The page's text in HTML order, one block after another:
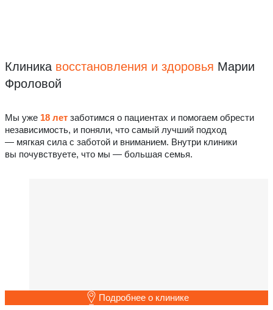
Клиника восстановления и здоровья Марии
Фроловой
Мы уже 18 лет заботимся о пациентах и помогаем обрести
независимость, и поняли, что самый лучший подход
— мягкая сила с заботой и вниманием. Внутри клиники
вы почувствуете, что мы — большая семья.
Подробнее о клинике